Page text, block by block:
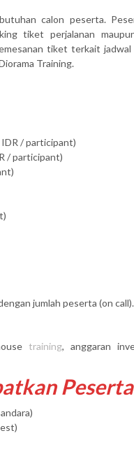
calon peserta.
tiket perjalanan
tiket terkait
Training.
/ participant)
/ participant)
jumlah peserta (on
training, anggaran